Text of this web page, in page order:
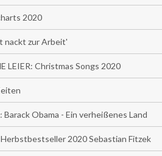
2020
nackt zur Arbeit'
LEIER: Christmas Songs 2020
Barack Obama - Ein verheißenes Land
2020 Sebastian Fitzek